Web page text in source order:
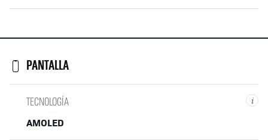
PANTALLA
i
TECNOLOGÍA
AMOLED